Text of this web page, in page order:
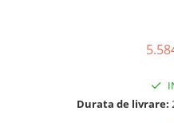
Durata de livrare: